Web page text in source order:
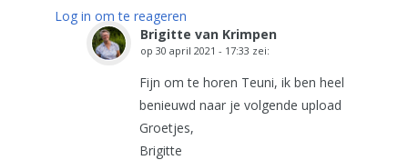
Log in om te reageren
Brigitte van Krimpen
op 30 april 2021 - 17:33 zei:
Fijn om te horen Teuni, ik ben heel
benieuwd naar je volgende upload
Groetjes,
Brigitte